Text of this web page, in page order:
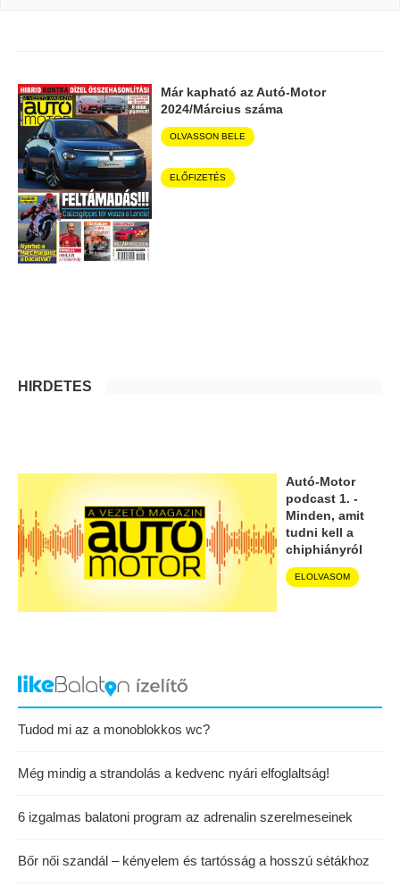
Már kapható az Autó-Motor
2024/Március száma
OLVASSON BELE
ELŐFIZETÉS
HIRDETÉS
Autó-Motor
podcast 1. -
Minden, amit
tudni kell a
chiphiányról
ELOLVASOM
Tudod mi az a monoblokkos wc?
Még mindig a strandolás a kedvenc nyári elfoglaltság!
6 izgalmas balatoni program az adrenalin szerelmeseinek
Bőr női szandál – kényelem és tartósság a hosszú sétákhoz